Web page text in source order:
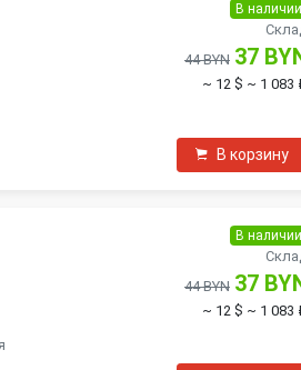
В наличии
44 BYN 37
~ 12 $ ~ 1 083
В корзину
В наличии
44 BYN 37
~ 12 $ ~ 1 083